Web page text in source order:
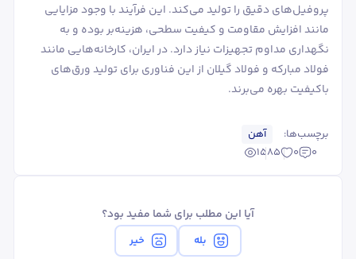
پروفیل‌های دقیق را تولید می‌کند. این فرآیند با وجود مزایایی
مانند افزایش مقاومت و کیفیت سطحی، هزینه‌بر بوده و به
نگهداری مداوم تجهیزات نیاز دارد. در ایران، کارخانه‌هایی مانند
فولاد مبارکه و فولاد گیلان از این فناوری برای تولید ورق‌های
باکیفیت بهره می‌برند.
برچسب‌ها:
آهن
0
0
1585
آیا این مطلب برای شما مفید بود؟
بله خیر